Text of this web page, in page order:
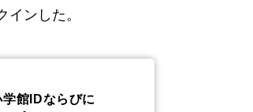
インした。
館IDならびに